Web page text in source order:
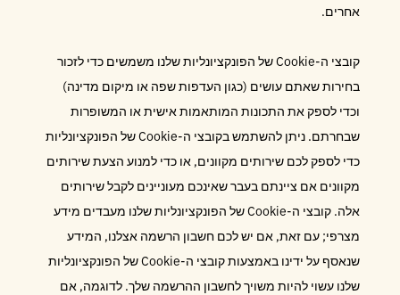
אחרים.
קובצי ה-Cookie של הפונקציונליות שלנו משמשים כדי לזכור
בחירות שאתם עושים (כגון העדפות שפה או מיקום מדינה)
וכדי לספק את התכונות המותאמות אישית או המשופרות
שבחרתם. ניתן להשתמש בקובצי ה-Cookie של הפונקציונליות
כדי לספק לכם שירותים מקוונים, או כדי למנוע הצעת שירותים
מקוונים אם ציינתם בעבר שאינכם מעוניינים לקבל שירותים
אלה. קובצי ה-Cookie של הפונקציונליות שלנו מעבדים מידע
מצרפי; עם זאת, אם יש לכם חשבון הרשמה אצלנו, המידע
שנאסף על ידינו באמצעות קובצי ה-Cookie של הפונקציונליות
שלנו עשוי להיות משויך לחשבון ההרשמה שלך. לדוגמה, אם